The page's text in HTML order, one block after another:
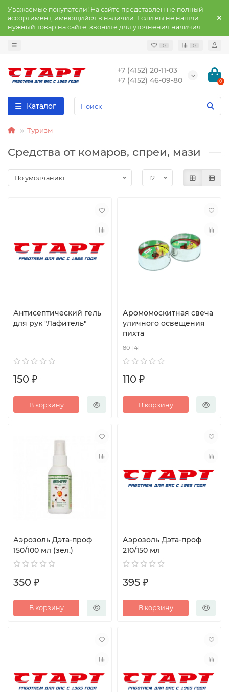
Уважаемые покупатели! На сайте представлен не полный
ассортимент, имеющийся в наличии. Если вы не нашли
нужный товар на сайте, звоните для уточнения наличия
0 0
+7 (4152) 20-11-03
+7 (4152) 46-09-80
0
Каталог
Туризм
Средства от комаров, спреи, мази
Антисептический гель
для рук "Лафитель"
150 ₽
В корзину
Аромомоскитная свеча
уличного освещения
пихта
80-141
110 ₽
В корзину
Аэрозоль Дэта-проф
150/100 мл (зел.)
350 ₽
В корзину
Аэрозоль Дэта-проф
210/150 мл
395 ₽
В корзину